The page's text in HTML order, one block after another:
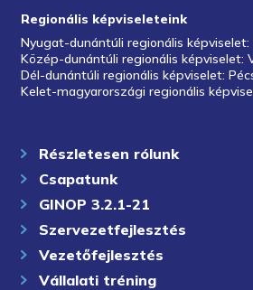
Regionális képviseleteink
Nyugat-dunántúli regionális
Közép-dunántúli regionális képviselet:
Dél-dunántúli regionális képviselet:
Kelet-magyarországi regionális
Részletesen rólunk
Csapatunk
GINOP 3.2.1-21
Szervezetfejlesztés
Vezetőfejlesztés
Vállalati tréning